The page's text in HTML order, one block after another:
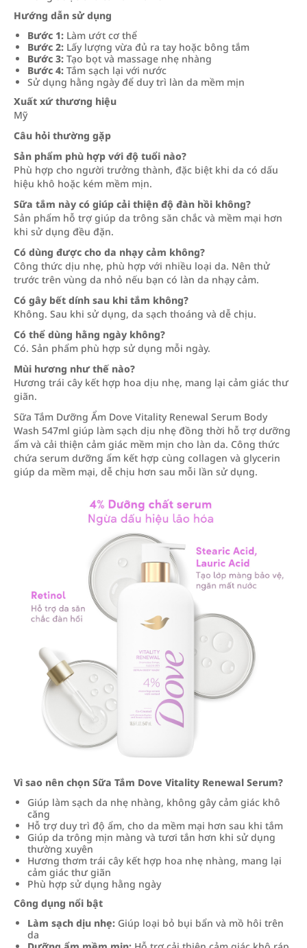
Hướng dẫn sử dụng
Bước 1: Làm ướt cơ thể
Bước 2: Lấy lượng vừa đủ ra tay hoặc bông tắm
Bước 3: Tạo bọt và massage nhẹ nhàng
Bước 4: Tắm sạch lại với nước
Sử dụng hằng ngày để duy trì làn da mềm mịn
Xuất xứ thương hiệu
Mỹ
Câu hỏi thường gặp
Sản phẩm phù hợp với độ tuổi nào?
Phù hợp cho người trưởng thành, đặc biệt khi da có dấu
hiệu khô hoặc kém mềm mịn.
Sữa tắm này có giúp cải thiện độ đàn hồi không?
Sản phẩm hỗ trợ giúp da trông săn chắc và mềm mại hơn
khi sử dụng đều đặn.
Có dùng được cho da nhạy cảm không?
Công thức dịu nhẹ, phù hợp với nhiều loại da. Nên thử
trước trên vùng da nhỏ nếu bạn có làn da nhạy cảm.
Có gây bết dính sau khi tắm không?
Không. Sau khi sử dụng, da sạch thoáng và dễ chịu.
Có thể dùng hằng ngày không?
Có. Sản phẩm phù hợp sử dụng mỗi ngày.
Mùi hương như thế nào?
Hương trái cây kết hợp hoa dịu nhẹ, mang lại cảm giác thư
giãn.
Sữa Tắm Dưỡng Ẩm Dove Vitality Renewal Serum Body
Wash 547ml giúp làm sạch dịu nhẹ đồng thời hỗ trợ dưỡng
ẩm và cải thiện cảm giác mềm mịn cho làn da. Công thức
chứa serum dưỡng ẩm kết hợp cùng collagen và glycerin
giúp da mềm mại, dễ chịu hơn sau mỗi lần sử dụng.
Vì sao nên chọn Sữa Tắm Dove Vitality Renewal Serum?
Giúp làm sạch da nhẹ nhàng, không gây cảm giác khô
căng
Hỗ trợ duy trì độ ẩm, cho da mềm mại hơn sau khi tắm
Giúp da trông mịn màng và tươi tắn hơn khi sử dụng
thường xuyên
Hương thơm trái cây kết hợp hoa nhẹ nhàng, mang lại
cảm giác thư giãn
Phù hợp sử dụng hằng ngày
Công dụng nổi bật
Làm sạch dịu nhẹ: Giúp loại bỏ bụi bẩn và mồ hôi trên
da